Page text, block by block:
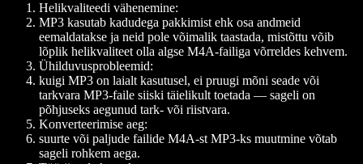
Helikvaliteedi vähenemine:
MP3 kasutab kadudega pakkimist ehk osa andmeid
eemaldatakse ja neid pole võimalik taastada, mistõttu võib
lõplik helikvaliteet olla algse M4A-failiga võrreldes kehvem.
Ühilduvusprobleemid:
kuigi MP3 on laialt kasutusel, ei pruugi mõni seade või
tarkvara MP3-faile siiski täielikult toetada — sageli on
põhjuseks aegunud tark- või riistvara.
Konverteerimise aeg:
suurte või paljude failide M4A-st MP3-ks muutmine võtab
sageli rohkem aega.